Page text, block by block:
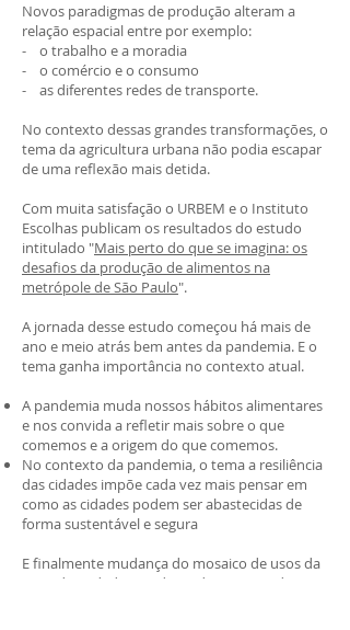
Novos paradigmas de produção alteram a
relação espacial entre por exemplo:
- o trabalho e a moradia
- o comércio e o consumo
- as diferentes redes de transporte.
No contexto dessas grandes transformações, o
tema da agricultura urbana não podia escapar
de uma reflexão mais detida.
Com muita satisfação o URBEM e o Instituto
Escolhas publicam os resultados do estudo
intitulado "Mais perto do que se imagina: os
desafios da produção de alimentos na
metrópole de São Paulo".
A jornada desse estudo começou há mais de
ano e meio atrás bem antes da pandemia. E o
tema ganha importância no contexto atual.
A pandemia muda nossos hábitos alimentares
e nos convida a refletir mais sobre o que
comemos e a origem do que comemos.
No contexto da pandemia, o tema a resiliência
das cidades impõe cada vez mais pensar em
como as cidades podem ser abastecidas de
forma sustentável e segura
E finalmente mudança do mosaico de usos da
terra das cidades muda ainda mais rapida e